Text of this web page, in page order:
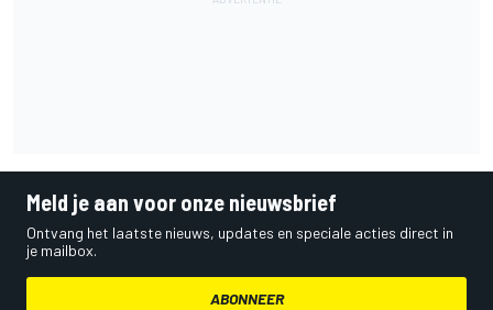
Meld je aan voor onze nieuwsbrief
Ontvang het laatste nieuws, updates en speciale acties direct in
je mailbox.
ABONNEER